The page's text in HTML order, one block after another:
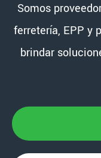
Somos
ferretería, EPP y
brindar